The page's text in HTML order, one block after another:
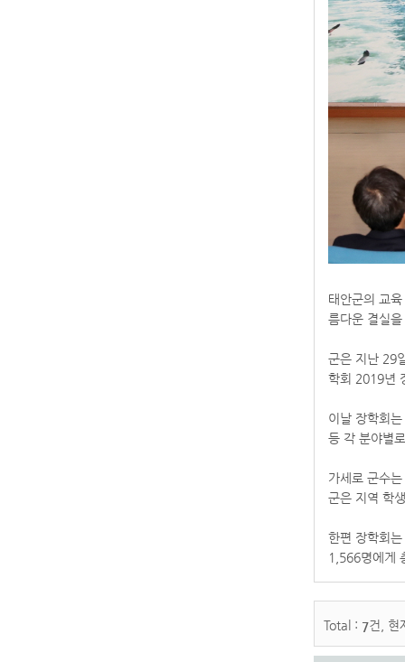
태안군의 교
름다운 결실
군은 지난 29
학회 2019년
이날 장학회
등 각 분야별
가세로 군수
군은 지역 학
한편 장학회
1,566명에게
Total : 7건, 현